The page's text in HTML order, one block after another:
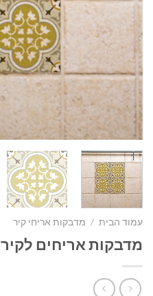
עמוד הבית / מדבקות אריחי קיר
מדבקות אריחים לקיר 174